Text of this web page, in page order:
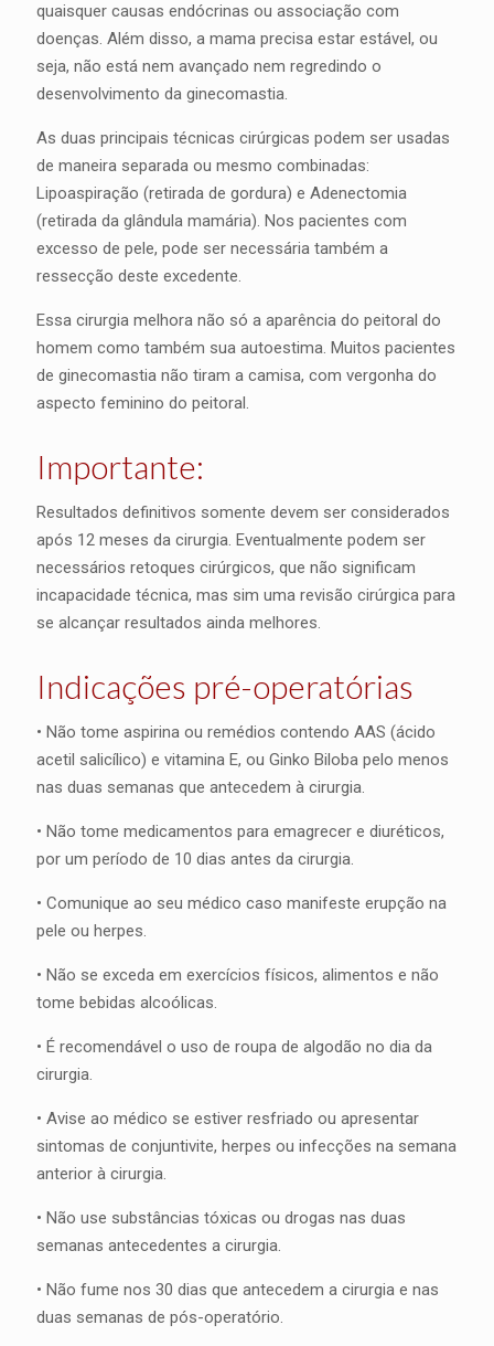
quaisquer causas endócrinas ou associação com
doenças. Além disso, a mama precisa estar estável, ou
seja, não está nem avançado nem regredindo o
desenvolvimento da ginecomastia.
As duas principais técnicas cirúrgicas podem ser usadas
de maneira separada ou mesmo combinadas:
Lipoaspiração (retirada de gordura) e Adenectomia
(retirada da glândula mamária). Nos pacientes com
excesso de pele, pode ser necessária também a
ressecção deste excedente.
Essa cirurgia melhora não só a aparência do peitoral do
homem como também sua autoestima. Muitos pacientes
de ginecomastia não tiram a camisa, com vergonha do
aspecto feminino do peitoral.
Importante:
Resultados definitivos somente devem ser considerados
após 12 meses da cirurgia. Eventualmente podem ser
necessários retoques cirúrgicos, que não significam
incapacidade técnica, mas sim uma revisão cirúrgica para
se alcançar resultados ainda melhores.
Indicações pré-operatórias
• Não tome aspirina ou remédios contendo AAS (ácido
acetil salicílico) e vitamina E, ou Ginko Biloba pelo menos
nas duas semanas que antecedem à cirurgia.
• Não tome medicamentos para emagrecer e diuréticos,
por um período de 10 dias antes da cirurgia.
• Comunique ao seu médico caso manifeste erupção na
pele ou herpes.
• Não se exceda em exercícios físicos, alimentos e não
tome bebidas alcoólicas.
• É recomendável o uso de roupa de algodão no dia da
cirurgia.
• Avise ao médico se estiver resfriado ou apresentar
sintomas de conjuntivite, herpes ou infecções na semana
anterior à cirurgia.
• Não use substâncias tóxicas ou drogas nas duas
semanas antecedentes a cirurgia.
• Não fume nos 30 dias que antecedem a cirurgia e nas
duas semanas de pós-operatório.